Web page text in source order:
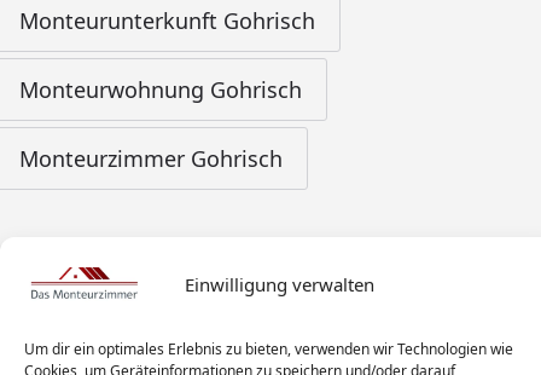
Einwilligung verwalten
Um dir ein optimales Erlebnis zu bieten, verwenden wir Technologien wie
Cookies, um Geräteinformationen zu speichern und/oder darauf
Monteurunterkunft Gohrisch
Monteurwohnung Gohrisch
Monteurzimmer Gohrisch